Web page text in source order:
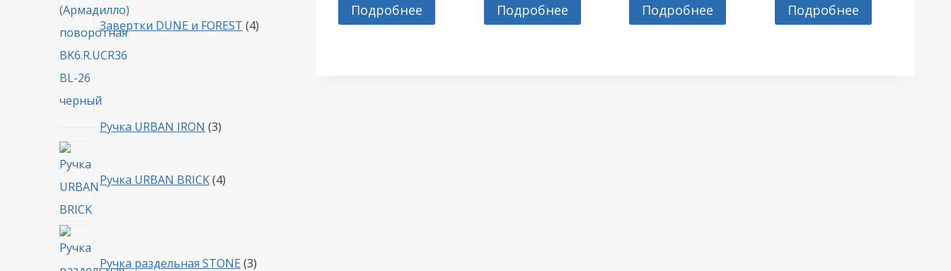
Подробнее
Подробнее
Подробнее
Подробнее
Завертки DUNE и FOREST 4
Ручка URBAN IRON 33
Ручка URBAN BRICK 4товара
Ручка раздельная STONE 3товара